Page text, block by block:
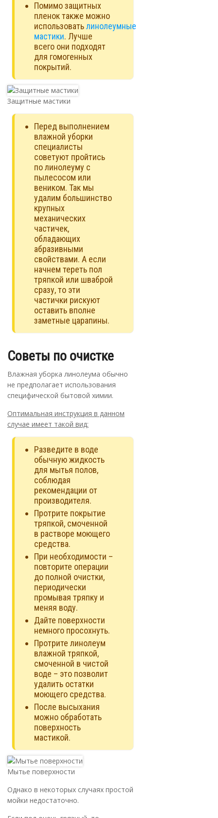
Помимо защитных
пленок также можно
использоватьлинолеумные
мастики. Лучше
всего они подходят
для гомогенных
покрытий.
Защитные мастики
Перед выполнением
влажной уборки
специалисты
советуют пройтись
по линолеуму с
пылесосом или
веником. Так мы
удалим большинство
крупных
механических
частичек,
обладающих
абразивными
свойствами. А если
начнем тереть пол
тряпкой или шваброй
сразу, то эти
частички рискуют
оставить вполне
заметные царапины.
Советы по очистке
Влажная уборка линолеума обычно
не предполагает использования
специфической бытовой химии.
Оптимальная инструкция в данном
случае имеет такой вид:
Разведите в воде
обычную жидкость
для мытья полов,
соблюдая
рекомендации от
производителя.
Протрите покрытие
тряпкой, смоченной
в растворе моющего
средства.
При необходимости –
повторите операции
до полной очистки,
периодически
промывая тряпку и
меняя воду.
Дайте поверхности
немного просохнуть.
Протрите линолеум
влажной тряпкой,
смоченной в чистой
воде – это позволит
удалить остатки
моющего средства.
После высыхания
можно обработать
поверхность
мастикой.
Мытье поверхности
Однако в некоторых случаях простой
мойки недостаточно.